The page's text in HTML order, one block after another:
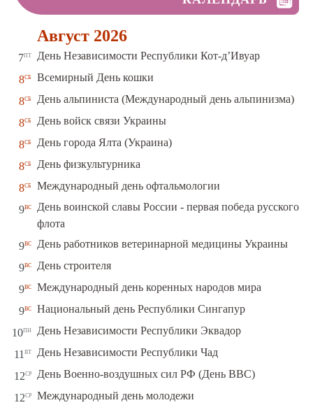
Август 2026
7пт День Независимости Республики Кот-д’Ивуар
8сб Всемирный День кошки
8сб День альпиниста (Международный день альпинизма)
8сб День войск связи Украины
8сб День города Ялта (Украина)
8сб День физкультурника
8сб Международный день офтальмологии
9вс
День воинской славы России - первая победа русского
флота
9вс День работников ветеринарной медицины Украины
9вс День строителя
9вс Международный день коренных народов мира
9вс Национальный день Республики Сингапур
10пн День Независимости Республики Эквадор
11 вт День Независимости Республики Чад
12ср День Военно-воздушных сил РФ (День ВВС)
12ср Международный день молодежи